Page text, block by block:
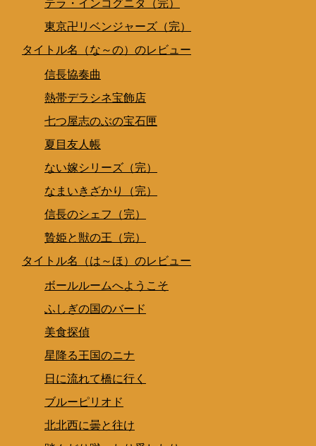
テラ・インコグニタ（完）
東京卍リベンジャーズ（完）
タイトル名（な～の）のレビュー
信長協奏曲
熱帯デラシネ宝飾店
七つ屋志のぶの宝石匣
夏目友人帳
ない嫁シリーズ（完）
なまいきざかり（完）
信長のシェフ（完）
贄姫と獣の王（完）
タイトル名（は～ほ）のレビュー
ボールルームへようこそ
ふしぎの国のバード
美食探偵
星降る王国のニナ
日に流れて橋に行く
ブルーピリオド
北北西に曇と往け